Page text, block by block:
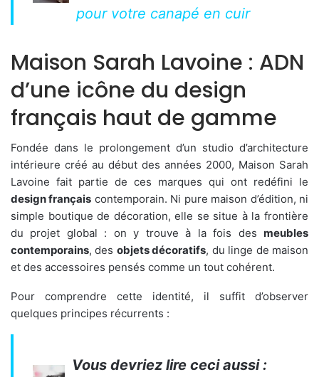
pour votre canapé en cuir
Maison Sarah Lavoine : ADN
d’une icône du design
français haut de gamme
Fondée dans le prolongement d’un studio d’architecture
intérieure créé au début des années 2000, Maison Sarah
Lavoine fait partie de ces marques qui ont redéfini le
design français contemporain. Ni pure maison d’édition, ni
simple boutique de décoration, elle se situe à la frontière
du projet global : on y trouve à la fois des meubles
contemporains, des objets décoratifs, du linge de maison
et des accessoires pensés comme un tout cohérent.
Pour comprendre cette identité, il suffit d’observer
quelques principes récurrents :
Vous devriez lire ceci aussi :